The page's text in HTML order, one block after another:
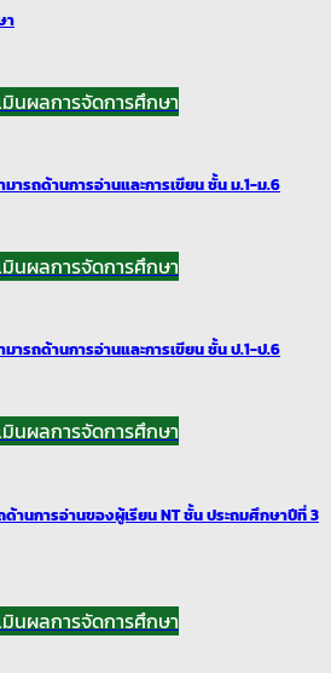
า
นผลการจัดการศึกษา
ารถด้านการอ่านและการเขียน ชั้น ม.1-ม.6
นผลการจัดการศึกษา
ารถด้านการอ่านและการเขียน ชั้น ป.1-ป.6
นผลการจัดการศึกษา
ด้านการอ่านของผู้เรียน NT ชั้น ประถมศึกษาปีที่ 3
นผลการจัดการศึกษา